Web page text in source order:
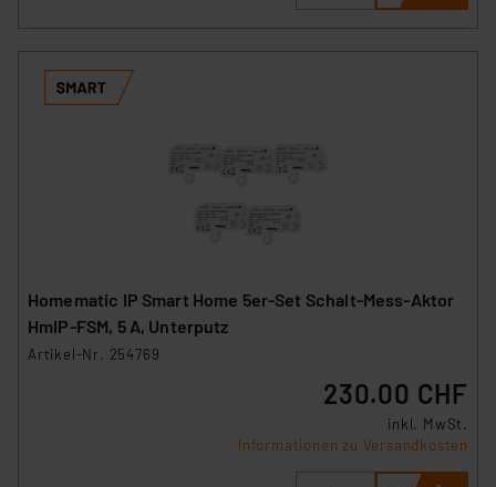
Homematic IP Smart Home 5er-Set Schalt-Mess-Aktor
HmIP-FSM, 5 A, Unterputz
Artikel-Nr. 254769
230.00 CHF
inkl. MwSt.
Informationen zu Versandkosten